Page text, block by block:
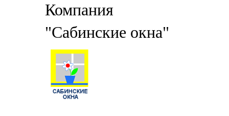
Компания
"Сабинские окна"